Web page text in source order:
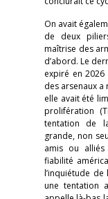
On avait
de deux
maîtrise des
d’abord. Le
expiré en 2026
des arsenaux
elle avait été
prolifération
tentation de
grande, non
amis ou alliés
fiabilité
l’inquiétude de
une tentation